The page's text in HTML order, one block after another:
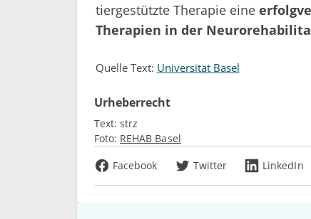
tiergestützte Therapie eine
Therapien in der
Quelle Text: Universität Basel
Urheberrecht
Text: strz
Foto: REHAB Basel
Facebook
Twitter LinkedIn